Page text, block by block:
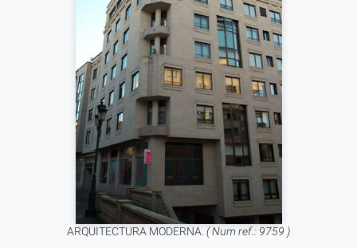
ARQUITECTURA MODERNA. ( Num ref.: 9759 )